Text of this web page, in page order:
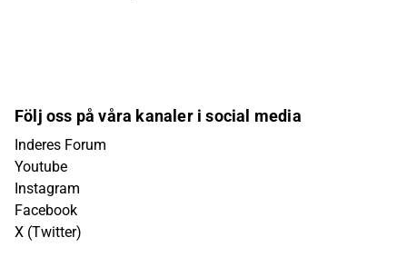
Följ oss på våra kanaler i social media
Inderes Forum
Youtube
Instagram
Facebook
X (Twitter)